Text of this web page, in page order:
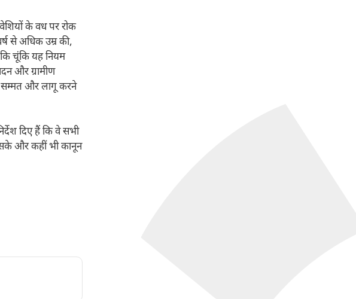
के वध पर रोक
से अधिक उम्र की,
कि चूंकि यह नियम
और ग्रामीण
सम्मत और लागू करने
दिए हैं कि वे सभी
सके और कहीं भी कानून